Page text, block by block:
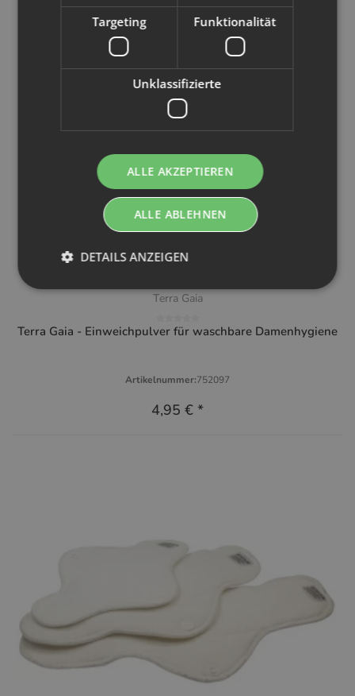
Terra Gaia
Terra Gaia - Einweichpulver für waschbare Damenhygiene
Artikelnummer:752097
4,95 € *
Targeting Funktionalität
Unklassifizierte
ALLE AKZEPTIEREN
ALLE ABLEHNEN
DETAILS ANZEIGEN